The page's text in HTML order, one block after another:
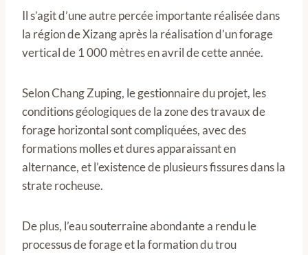
Il s’agit d’une autre percée importante réalisée dans
la région de Xizang après la réalisation d’un forage
vertical de 1 000 mètres en avril de cette année.
Selon Chang Zuping, le gestionnaire du projet, les
conditions géologiques de la zone des travaux de
forage horizontal sont compliquées, avec des
formations molles et dures apparaissant en
alternance, et l’existence de plusieurs fissures dans la
strate rocheuse.
De plus, l’eau souterraine abondante a rendu le
processus de forage et la formation du trou